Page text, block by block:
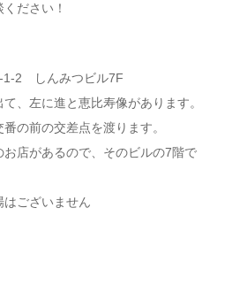
ださい！
1-2 しんみつビル7F
、左に進と恵比寿像があります。
の前の交差点を渡ります。
お店があるので、そのビルの7階で
ございません